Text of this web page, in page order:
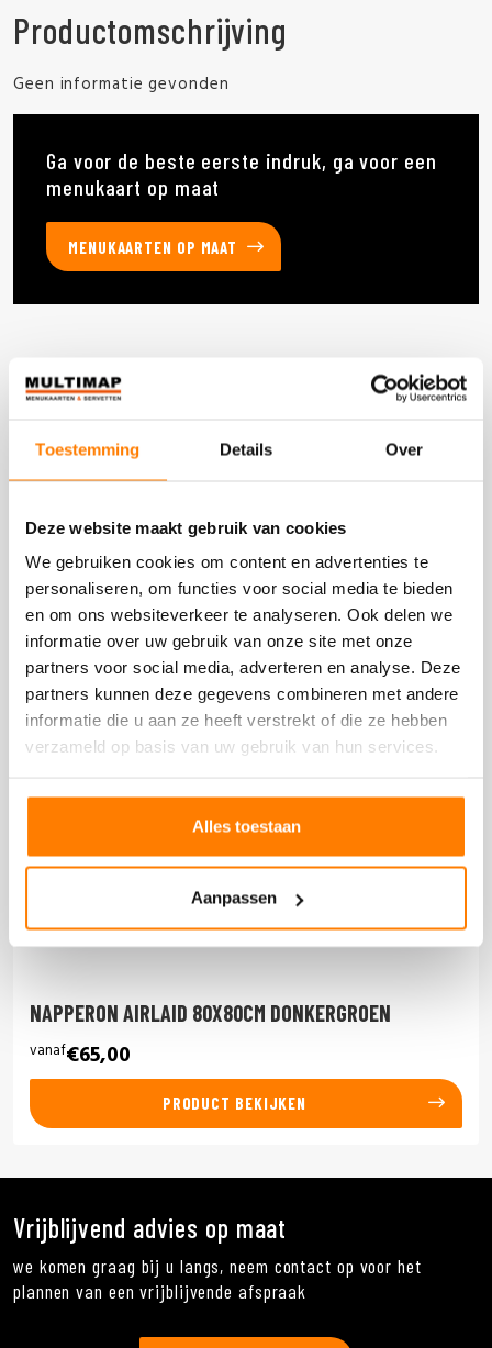
Toestemming Details Over
Deze website maakt gebruik van cookies
We gebruiken cookies om content en advertenties te
personaliseren, om functies voor social media te bieden
en om ons websiteverkeer te analyseren. Ook delen we
informatie over uw gebruik van onze site met onze
partners voor social media, adverteren en analyse. Deze
partners kunnen deze gegevens combineren met andere
informatie die u aan ze heeft verstrekt of die ze hebben
verzameld op basis van uw gebruik van hun services.
Alles toestaan
Aanpassen
Productomschrijving
Geen informatie gevonden
Ga voor de beste eerste indruk, ga voor een
menukaart op maat
MENUKAARTEN OP MAAT
Deze producten heb je eerder bekeken
DOOS 60 STUKS
NAPPERON AIRLAID 80X80CM DONKERGROEN
vanaf€65,00
PRODUCT BEKIJKEN
Vrijblijvend advies op maat
we komen graag bij u langs, neem contact op voor het
plannen van een vrijblijvende afspraak